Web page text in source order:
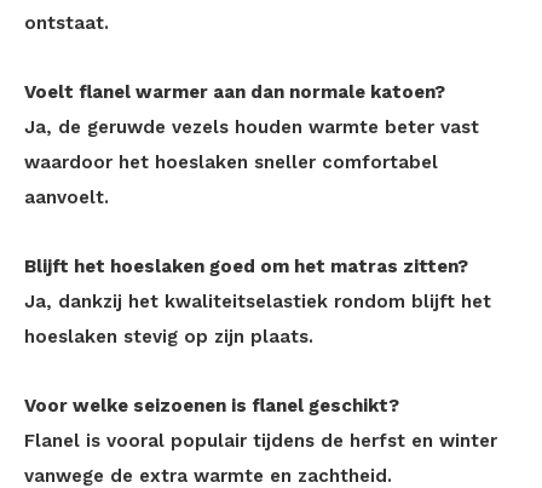
ontstaat.
Voelt flanel warmer aan dan normale katoen?
Ja, de geruwde vezels houden warmte beter vast
waardoor het hoeslaken sneller comfortabel
aanvoelt.
Blijft het hoeslaken goed om het matras zitten?
Ja, dankzij het kwaliteitselastiek rondom blijft het
hoeslaken stevig op zijn plaats.
Voor welke seizoenen is flanel geschikt?
Flanel is vooral populair tijdens de herfst en winter
vanwege de extra warmte en zachtheid.